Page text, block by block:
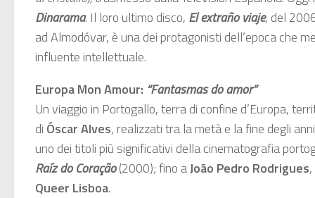
Dinarama. Il loro ultimo disco, El extraño viaje, del
ad Almodóvar, è una dei protagonisti dell’epoca che
influente intellettuale.
Europa Mon Amour: “Fantasmas do amor”
Un viaggio in Portogallo, terra di confine d’Europa,
di Óscar Alves, realizzati tra la metà e la fine degli
uno dei titoli più significativi della cinematografia
Raíz do Coração(2000); fino aJoão Pedro Rodrigues
Queer Lisboa.